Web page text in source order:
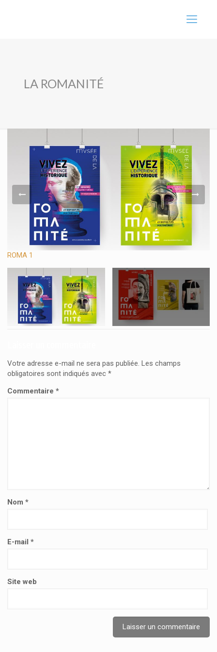
LA ROMANITÉ
ROMA 1
Votre adresse e-mail ne sera pas publiée. Les champs
obligatoires sont indiqués avec *
Commentaire *
Nom *
E-mail *
Site web